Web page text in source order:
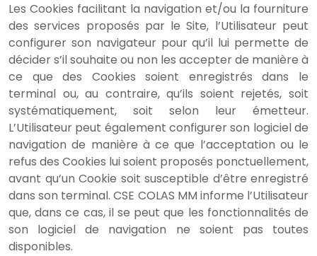
Les Cookies facilitant la navigation et/ou la fourniture
des services proposés par le Site, l’Utilisateur peut
configurer son navigateur pour qu’il lui permette de
décider s’il souhaite ou non les accepter de manière à
ce que des Cookies soient enregistrés dans le
terminal ou, au contraire, qu’ils soient rejetés, soit
systématiquement, soit selon leur émetteur.
L’Utilisateur peut également configurer son logiciel de
navigation de manière à ce que l’acceptation ou le
refus des Cookies lui soient proposés ponctuellement,
avant qu’un Cookie soit susceptible d’être enregistré
dans son terminal. CSE COLAS MM informe l’Utilisateur
que, dans ce cas, il se peut que les fonctionnalités de
son logiciel de navigation ne soient pas toutes
disponibles.